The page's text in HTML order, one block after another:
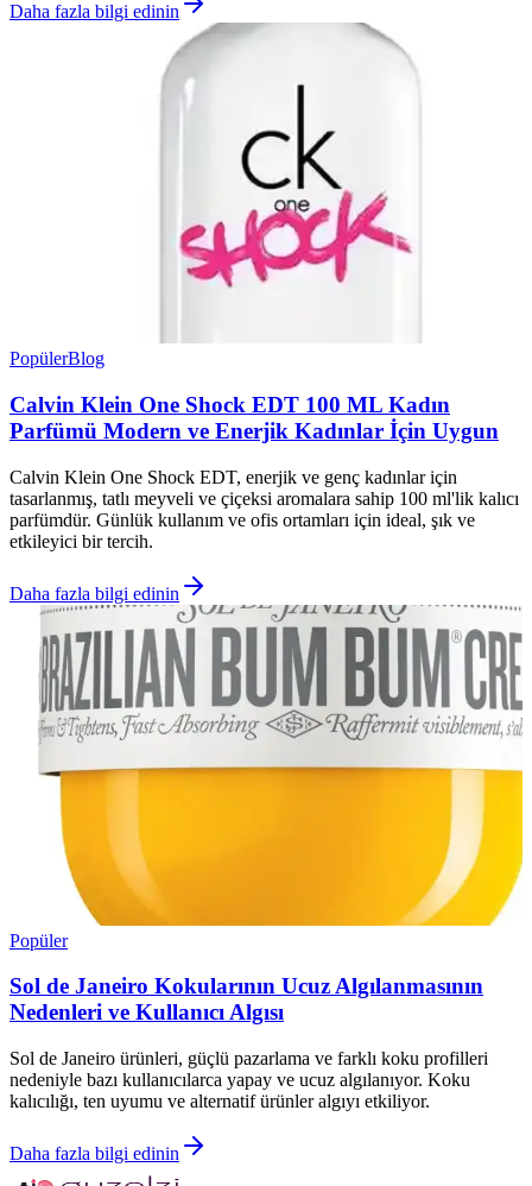
Daha fazla bilgi edinin
PopülerBlog
Calvin Klein One Shock EDT 100 ML Kadın
Parfümü Modern ve Enerjik Kadınlar İçin Uygun
Calvin Klein One Shock EDT, enerjik ve genç kadınlar için
tasarlanmış, tatlı meyveli ve çiçeksi aromalara sahip 100 ml'lik kalıcı
parfümdür. Günlük kullanım ve ofis ortamları için ideal, şık ve
etkileyici bir tercih.
Daha fazla bilgi edinin
Popüler
Sol de Janeiro Kokularının Ucuz Algılanmasının
Nedenleri ve Kullanıcı Algısı
Sol de Janeiro ürünleri, güçlü pazarlama ve farklı koku profilleri
nedeniyle bazı kullanıcılarca yapay ve ucuz algılanıyor. Koku
kalıcılığı, ten uyumu ve alternatif ürünler algıyı etkiliyor.
Daha fazla bilgi edinin